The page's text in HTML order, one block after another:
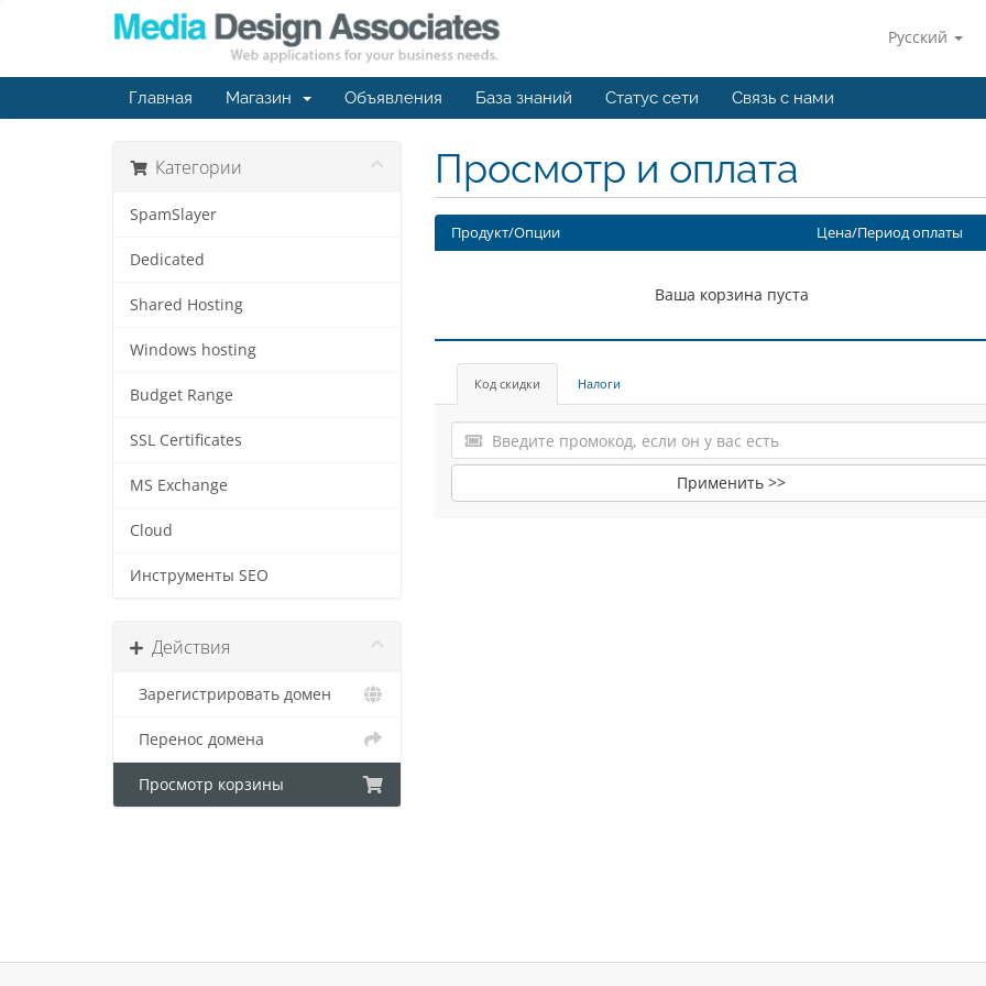
Русский
Главная Магазин Объявления База знаний Статус сети Связь с нами
Категории
SpamSlayer
Dedicated
Shared Hosting
Windows hosting
Budget Range
SSL Certificates
MS Exchange
Cloud
Инструменты SEO
Действия
Зарегистрировать домен
Перенос домена
Просмотр корзины
Просмотр и оплата
Продукт/Опции Цена/Период оплаты
Ваша корзина пуста
Код скидки Налоги
Применить >>